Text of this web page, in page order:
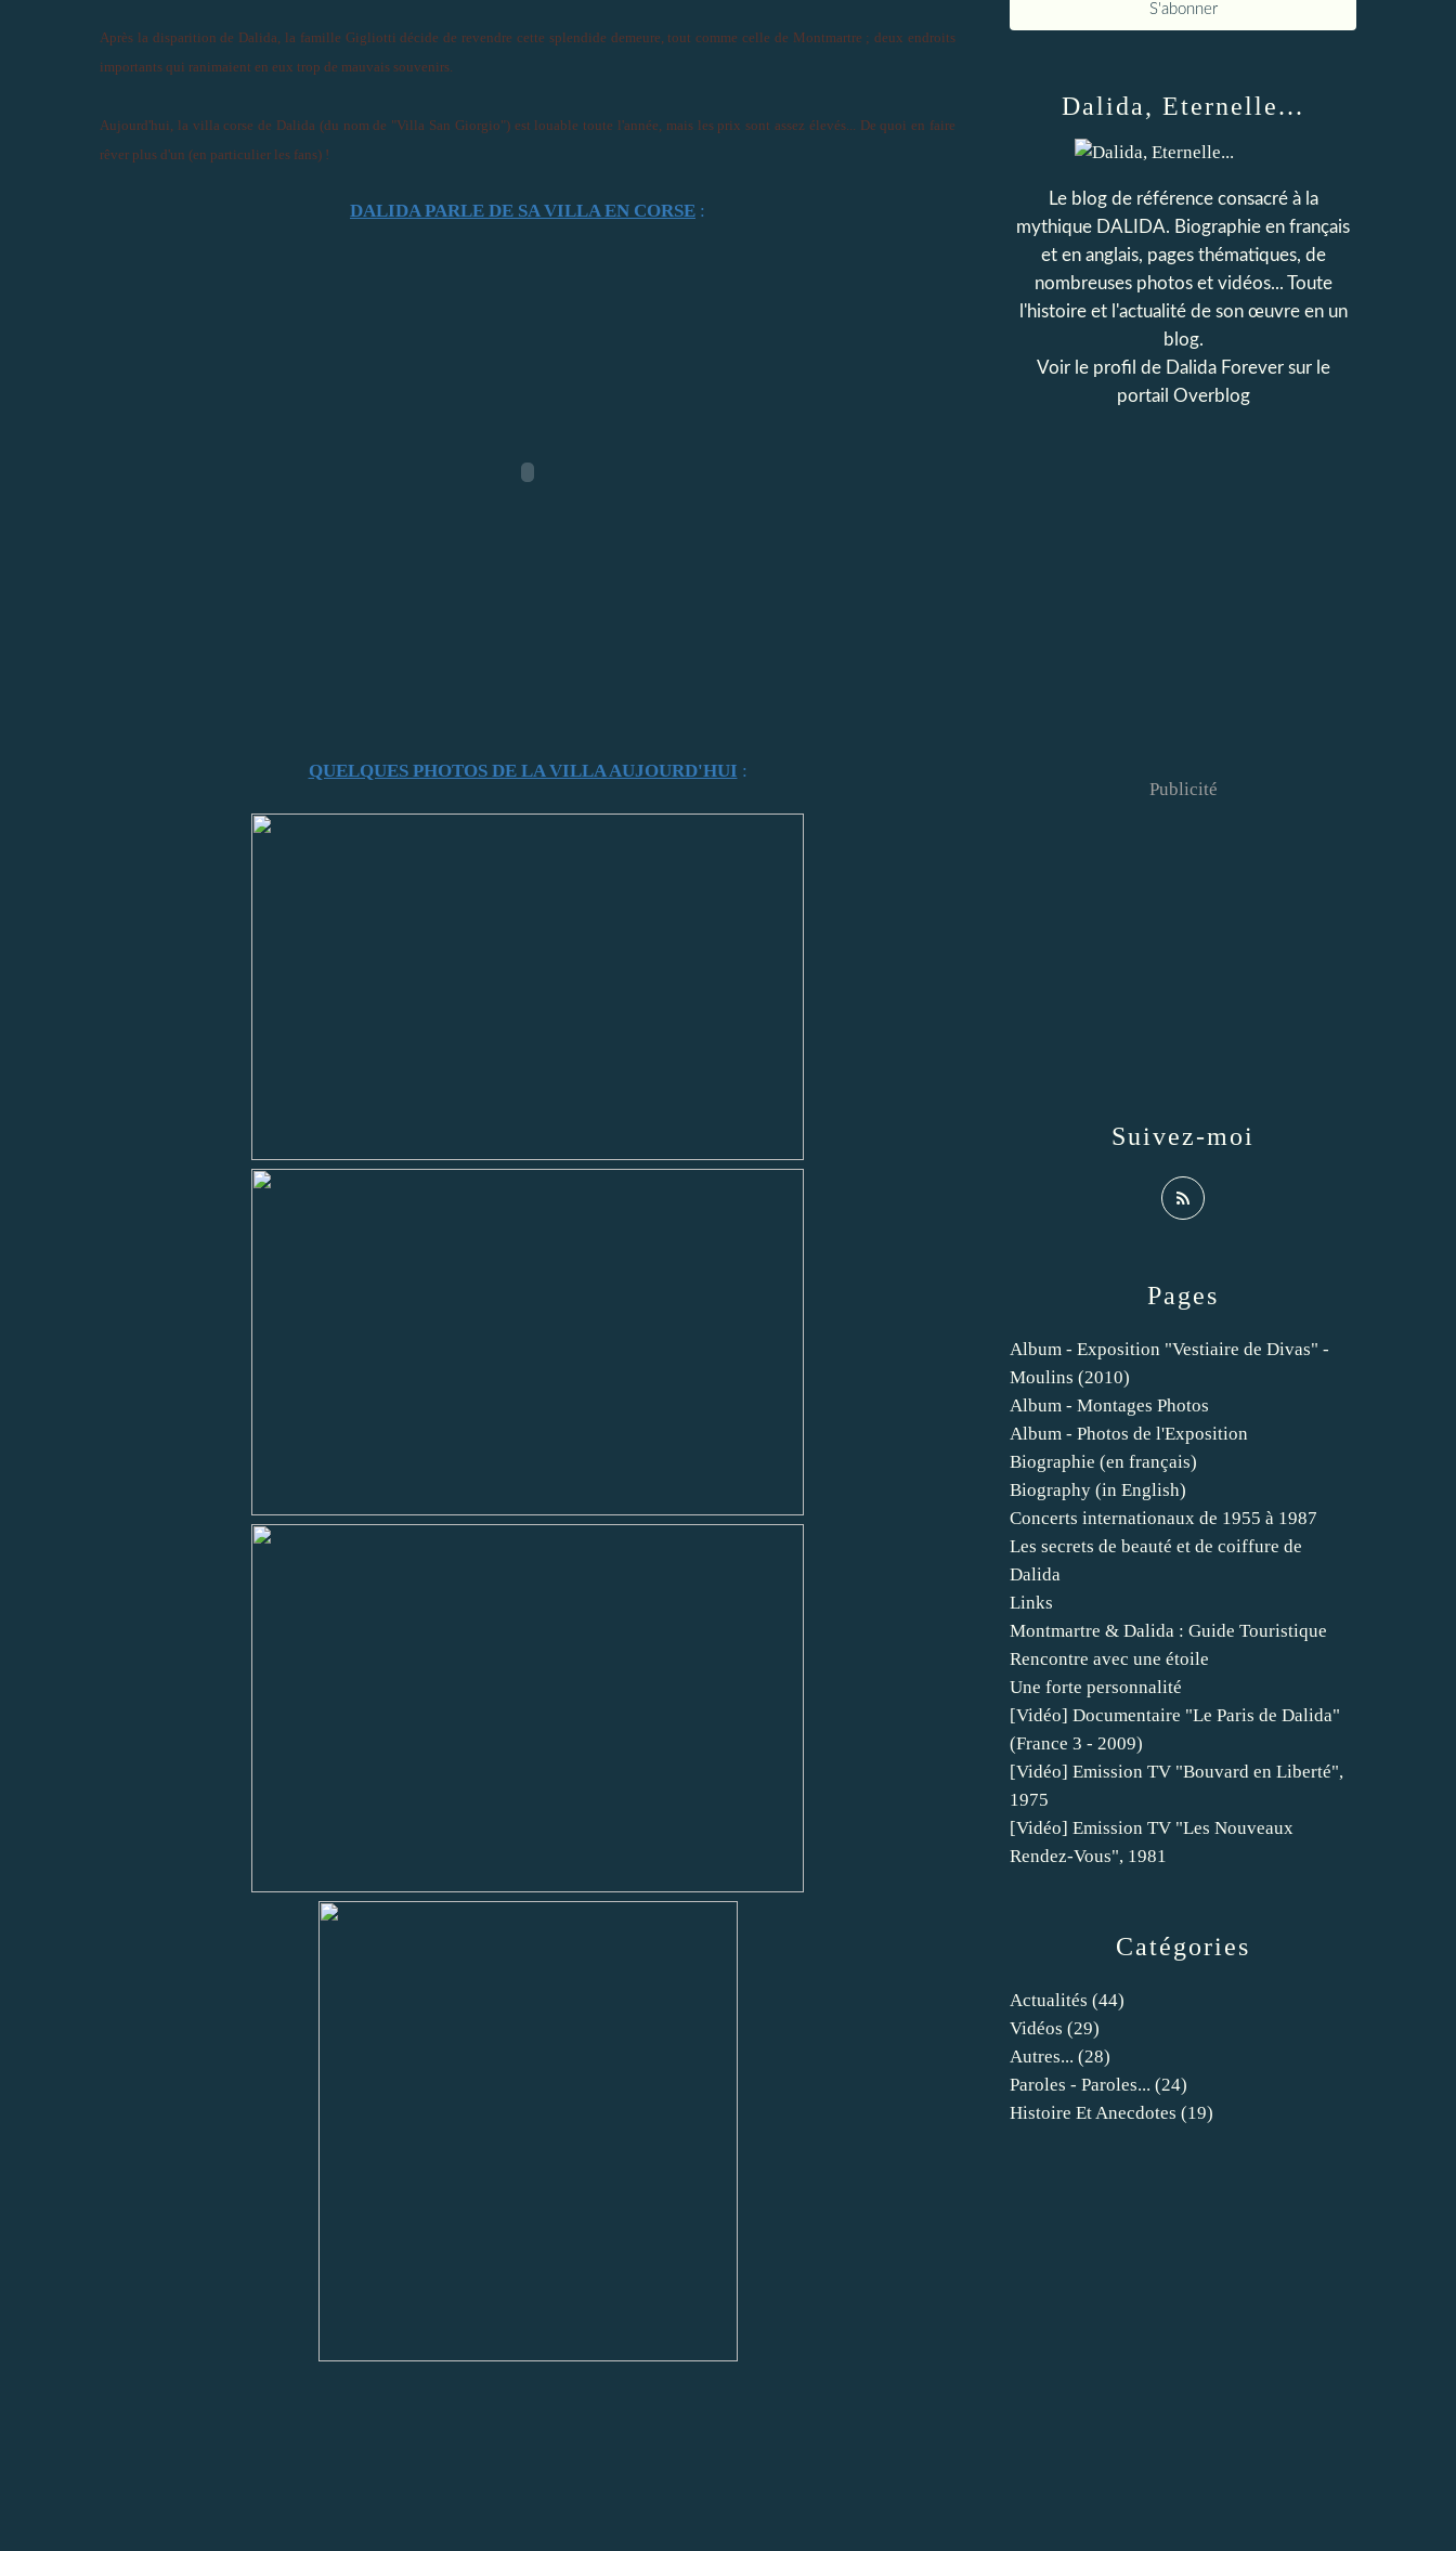
Après la disparition de Dalida, la famille Gigliotti décide de revendre cette splendide demeure, tout comme celle de Montmartre ; deux endroits
importants qui ranimaient en eux trop de mauvais souvenirs.
Aujourd'hui, la villa corse de Dalida (du nom de "Villa San Giorgio") est louable toute l'année, mais les prix sont assez élevés... De quoi en faire
rêver plus d'un (en particulier les fans) !
DALIDA PARLE DE SA VILLA EN CORSE :
QUELQUES PHOTOS DE LA VILLA AUJOURD'HUI :
Catégories
Actualités (44)
Vidéos (29)
Autres... (28)
Paroles - Paroles... (24)
Histoire Et Anecdotes (19)
Pages
Album - Exposition "Vestiaire de Divas" -
Moulins (2010)
Album - Montages Photos
Album - Photos de l'Exposition
Biographie (en français)
Biography (in English)
Concerts internationaux de 1955 à 1987
Les secrets de beauté et de coiffure de
Dalida
Links
Montmartre & Dalida : Guide Touristique
Rencontre avec une étoile
Une forte personnalité
[Vidéo] Documentaire "Le Paris de Dalida"
(France 3 - 2009)
[Vidéo] Emission TV "Bouvard en Liberté",
1975
[Vidéo] Emission TV "Les Nouveaux
Rendez-Vous", 1981
Dalida, Eternelle...
Le blog de référence consacré à la
mythique DALIDA. Biographie en français
et en anglais, pages thématiques, de
nombreuses photos et vidéos... Toute
l'histoire et l'actualité de son œuvre en un
blog.
Voir le profil de Dalida Foreversur le
portail Overblog
Suivez-moi
Publicité